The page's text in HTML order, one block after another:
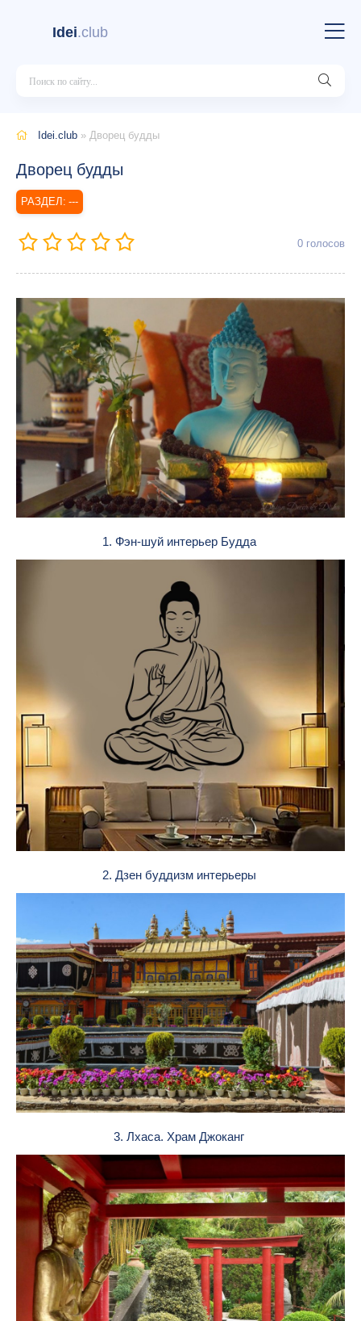
Idei.club
Idei.club » Дворец будды
Дворец будды
---
0 голосов
1. Фэн-шуй интерьер Будда
2. Дзен буддизм интерьеры
3. Лхаса. Храм Джоканг